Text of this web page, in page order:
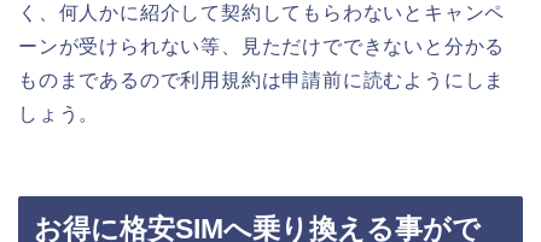
く、何人かに紹介して契約してもらわないとキャンペ
ーンが受けられない等、見ただけでできないと分かる
ものまであるので利用規約は申請前に読むようにしま
しょう。
お得に格安SIMへ乗り換える事がで